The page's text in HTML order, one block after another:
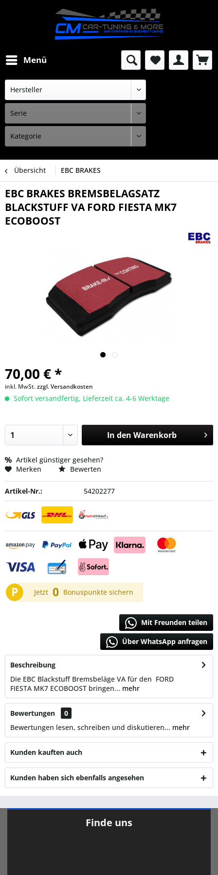
Menü
Übersicht EBC BRAKES
EBC BRAKES BREMSBELAGSATZ
BLACKSTUFF VA FORD FIESTA MK7
ECOBOOST
70,00 € *
inkl. MwSt.zzgl. Versandkosten
Sofort versandfertig, Lieferzeit ca. 4-6 Werktage
In den Warenkorb
Artikel günstiger gesehen?
Merken
Bewerten
Artikel-Nr.: 54202277
P Jetzt 0 Bonuspunkte sichern
Mit Freunden teilen
Über WhatsApp anfragen
Beschreibung
Die EBC Blackstuff Bremsbeläge VA für den FORD
FIESTA MK7 ECOBOOST bringen... mehr
Bewertungen
0
Bewertungen lesen, schreiben und diskutieren... mehr
Kunden kauften auch
Kunden haben sich ebenfalls angesehen
Finde uns